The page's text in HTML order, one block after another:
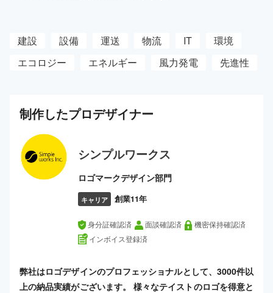
建設 設備 運送 物流 IT
環境
エコロジー
エネルギー 風力発電 先進性
制作したプロデザイナー
シンプルワークス
ロゴマークデザイン部門
キャリア 創業11年
身分証確認済 面談確認済
機密保持確認済
インボイス登録済
弊社はロゴデザインのプロフェッショナルとして、3000件以
上の納品実績がございます。 様々なテイストのロゴを得意と